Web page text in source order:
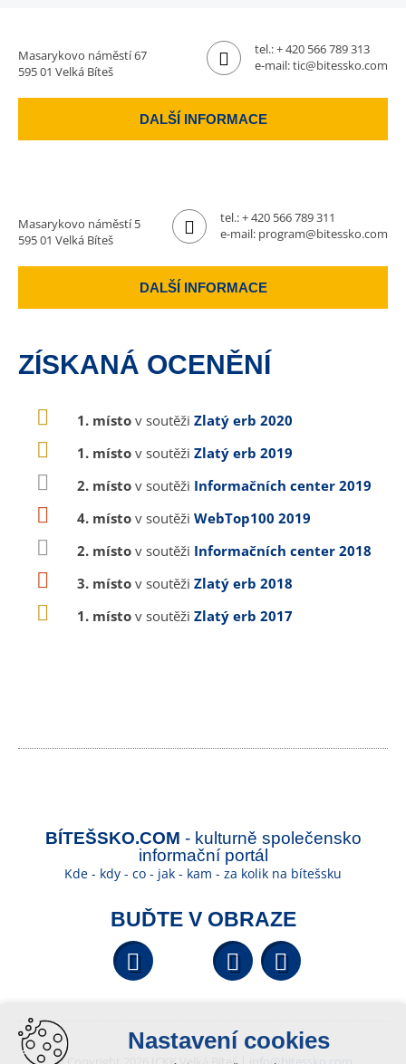
Masarykovo náměstí 67
595 01 Velká Bíteš
tel.:+ 420 566 789 313
e-mail:tic@bitessko.com
DALŠÍ INFORMACE
Masarykovo náměstí 5
595 01 Velká Bíteš
tel.:+ 420 566 789 311
e-mail: program@bitessko.com
DALŠÍ INFORMACE
ZÍSKANÁ OCENĚNÍ
1. místo v soutěži Zlatý erb 2020
1. místo v soutěži Zlatý erb 2019
2. místo v soutěži Informačních center 2019
4. místo v soutěži WebTop100 2019
2. místo v soutěži Informačních center 2018
3. místo v soutěži Zlatý erb 2018
1. místo v soutěži Zlatý erb 2017
BÍTEŠSKO.COM - kulturně společensko
informační portál
Kde - kdy - co - jak - kam - za kolik na bítešsku
BUĎTE V OBRAZE
Facebook YouTube
Nastavení cookies